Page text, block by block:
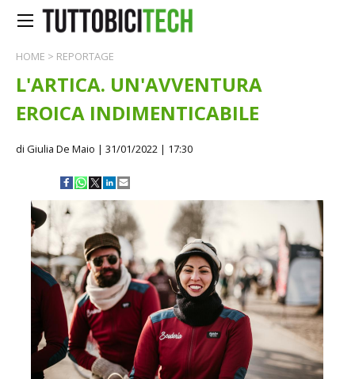
HOME > REPORTAGE
L'ARTICA. UN'AVVENTURA
EROICA INDIMENTICABILE
di Giulia De Maio | 31/01/2022 | 17:30